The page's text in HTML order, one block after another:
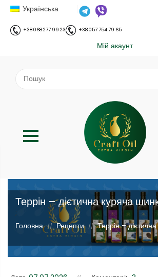
Українська
+38 068 277 99 23 +38 057 754 79 65
Мій акаунт
Террін – дієтична куряча
;
Головна // Рецепти // Террін –